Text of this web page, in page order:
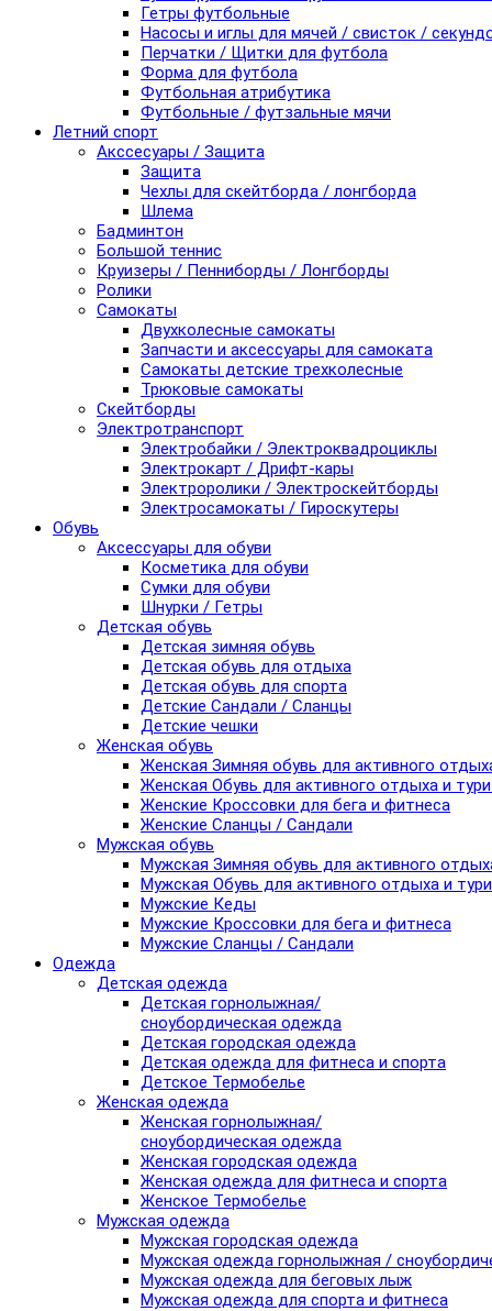
Гетры футбольные
Насосы и иглы для мячей / свисток /
Перчатки / Щитки для футбола
Форма для футбола
Футбольная атрибутика
Футбольные / футзальные мячи
Летний спорт
Акссесуары / Защита
Защита
Чехлы для скейтборда / лонгборда
Шлема
Бадминтон
Большой теннис
Круизеры / Пенниборды / Лонгборды
Ролики
Самокаты
Двухколесные самокаты
Запчасти и аксессуары для самоката
Самокаты детские трехколесные
Трюковые самокаты
Скейтборды
Электротранспорт
Электробайки / Электроквадроциклы
Электрокарт / Дрифт-кары
Электроролики / Электроскейтборды
Электросамокаты / Гироскутеры
Обувь
Аксессуары для обуви
Косметика для обуви
Сумки для обуви
Шнурки / Гетры
Детская обувь
Детская зимняя обувь
Детская обувь для отдыха
Детская обувь для спорта
Детские Сандали / Сланцы
Детские чешки
Женская обувь
Женская Зимняя обувь для активного
Женская Обувь для активного отдыха и
Женские Кроссовки для бега и фитнеса
Женские Сланцы / Сандали
Мужская обувь
Мужская Зимняя обувь для активного
Мужская Обувь для активного отдыха и
Мужские Кеды
Мужские Кроссовки для бега и фитнеса
Мужские Сланцы / Сандали
Одежда
Детская одежда
Детская горнолыжная/
сноубордическая одежда
Детская городская одежда
Детская одежда для фитнеса и спорта
Детское Термобелье
Женская одежда
Женская горнолыжная/
сноубордическая одежда
Женская городская одежда
Женская одежда для фитнеса и спорта
Женское Термобелье
Мужская одежда
Мужская городская одежда
Мужская одежда горнолыжная /
Мужская одежда для беговых лыж
Мужская одежда для спорта и фитнеса